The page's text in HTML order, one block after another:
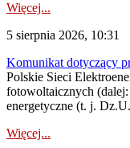
Więcej...
5 sierpnia 2026, 10:31
Komunikat dotyczący
Polskie Sieci
fotowoltaicznych (dalej:
energetyczne (t. j.
Więcej...